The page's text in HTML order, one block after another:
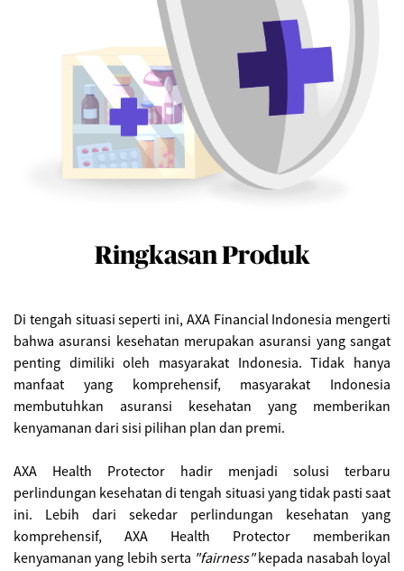
Ringkasan Produk
Di tengah situasi seperti ini, AXA Financial Indonesia mengerti
bahwa asuransi kesehatan merupakan asuransi yang sangat
penting dimiliki oleh masyarakat Indonesia. Tidak hanya
manfaat yang komprehensif, masyarakat Indonesia
membutuhkan asuransi kesehatan yang memberikan
kenyamanan dari sisi pilihan plan dan premi.
AXA Health Protector hadir menjadi solusi terbaru
perlindungan kesehatan di tengah situasi yang tidak pasti saat
ini. Lebih dari sekedar perlindungan kesehatan yang
komprehensif, AXA Health Protector memberikan
kenyamanan yang lebih serta "fairness"kepada nasabah loyal